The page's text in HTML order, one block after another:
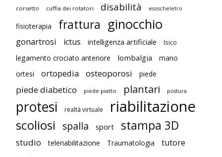
corsetto cuffia dei rotatori disabilità esoscheletro
fisioterapia frattura ginocchio
gonartrosi ictus intelligenza artificiale Isico
legamento crociato anteriore lombalgia
mano
ortesi
ortopedia osteoporosi piede
piede diabetico piede piatto plantari postura
protesi realtà virtuale riabilitazione
scoliosi spalla sport stampa 3D
studio teleriabilitazione Traumatologia tutore